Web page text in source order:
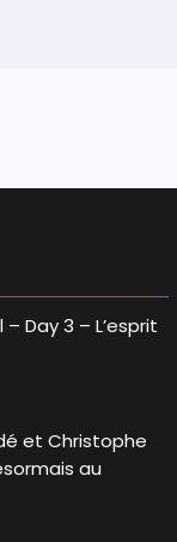
– Day 3 – L’esprit
et Christophe
au